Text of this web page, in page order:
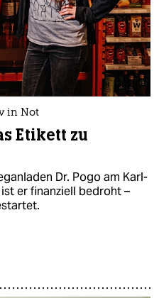
in Not
Etikett zu
Dr. Pogo am Karl-
er finanziell bedroht –